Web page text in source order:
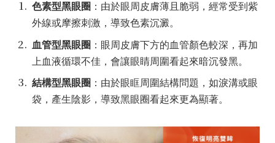
色素型黑眼圈 ：由於眼周皮膚薄且脆弱，經常受到紫
外線或摩擦刺激，導致色素沉澱。
血管型黑眼圈 ：眼周皮膚下方的血管顏色較深，再加
上血液循環不佳，會讓眼睛周圍看起來暗沉發黑。
結構型黑眼圈 ：由於眼眶周圍結構問題，如淚溝或眼
袋，產生陰影，導致黑眼圈看起來更為顯著。